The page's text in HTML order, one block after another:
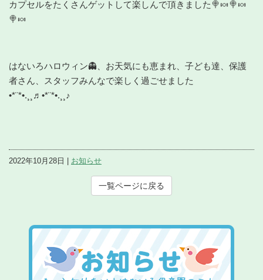
カプセルをたくさんゲットして楽しんで頂きました🍭🍬🍭🍬
🍭🍬
はないろハロウィン👻、お天気にも恵まれ、子ども達、保護
者さん、スタッフみんなで楽しく過ごせました
•*¨*•.¸¸♬•*¨*•.¸¸♪
2022年10月28日 | お知らせ
一覧ページに戻る